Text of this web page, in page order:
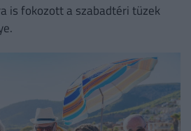
is fokozott a szabadtéri tüzek